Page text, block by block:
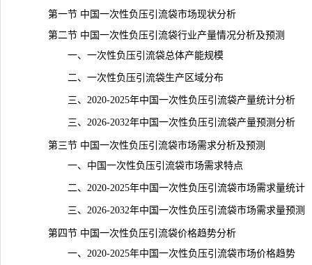
第一节 中国一次性负压引流袋市场现状分析
第二节 中国一次性负压引流袋行业产量情况分析及预测
一、一次性负压引流袋总体产能规模
二、一次性负压引流袋生产区域分布
三、2020-2025年中国一次性负压引流袋产量统计分析
三、2026-2032年中国一次性负压引流袋产量预测分析
第三节 中国一次性负压引流袋市场需求分析及预测
一、中国一次性负压引流袋市场需求特点
二、2020-2025年中国一次性负压引流袋市场需求量统计
三、2026-2032年中国一次性负压引流袋市场需求量预测
第四节 中国一次性负压引流袋价格趋势分析
一、2020-2025年中国一次性负压引流袋市场价格趋势